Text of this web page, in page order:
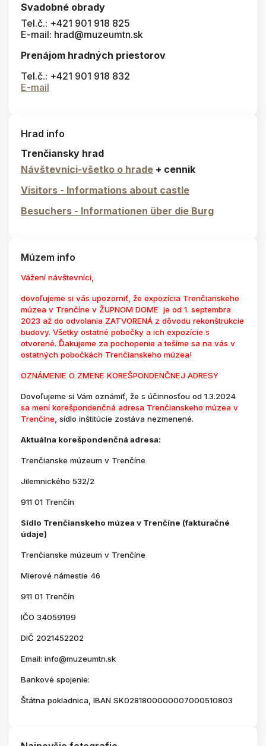
Svadobné obrady
Tel.č.: +421 901 918 825
E-mail: hrad@muzeumtn.sk
Prenájom hradných priestorov
Tel.č.: +421 901 918 832
E-mail
Hrad info
Trenčiansky hrad
Návštevníci-všetko o hrade + cennik
Visitors - Informations about castle
Besuchers - Informationen über die Burg
Múzem info
Vážení návštevníci,
dovoľujeme si vás upozorniť, že expozícia Trenčianskeho
múzea v Trenčíne v ŽUPNOM DOME je od 1. septembra
2023 až do odvolania ZATVORENÁ z dôvodu rekonštrukcie
budovy. Všetky ostatné pobočky a ich expozície s
otvorené. Ďakujeme za pochopenie a tešíme sa na vás v
ostatných pobočkách Trenčianskeho múzea!
OZNÁMENIE O ZMENE KOREŠPONDENČNEJ ADRESY
Dovoľujeme si Vám oznámiť, že s účinnosťou od 1.3.2024
sa mení korešpondenčná adresa Trenčianskeho múzea v
Trenčíne, sídlo inštitúcie zostáva nezmenené.
Aktuálna korešpondenčná adresa:
Trenčianske múzeum v Trenčíne
Jilemnického 532/2
911 01 Trenčín
Sídlo Trenčianskeho múzea v Trenčíne (fakturačné
údaje)
Trenčianske múzeum v Trenčíne
Mierové námestie 46
911 01 Trenčín
IČO 34059199
DIČ 2021452202
Email: info@muzeumtn.sk
Bankové spojenie:
Štátna pokladnica, IBAN SK0281800000007000510803